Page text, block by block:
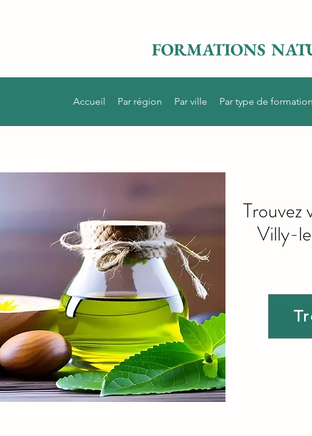
FORMATIONS
Accueil Par région Par ville Par type de formation
Trouvez
Villy-